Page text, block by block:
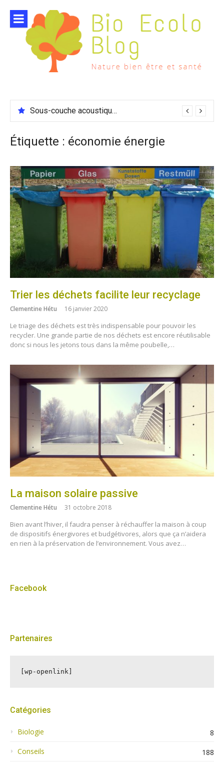
contenu
Sous-couche acoustique compatible chauffage sol
Étiquette : économie énergie
Trier les déchets facilite leur recyclage
Clementine Hétu 16 janvier 2020
Le triage des déchets est très indispensable pour pouvoir les
recycler. Une grande partie de nos déchets est encore réutilisable
donc si nous les jetons tous dans la même poubelle,…
La maison solaire passive
Clementine Hétu 31 octobre 2018
Bien avant l’hiver, il faudra penser à réchauffer la maison à coup
de dispositifs énergivores et budgétivores, alors que ça n’aidera
en rien à la préservation de l’environnement. Vous avez…
Facebook
Partenaires
[wp-openlink]
Catégories
Biologie
8
Conseils
188